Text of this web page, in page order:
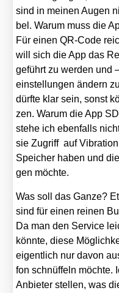
sind in mei­nen Augen
bel. War­um muss die
Für einen QR-Code
will sich die App das
ge­führt zu wer­den und
ein­stel­lun­gen ändern
dürf­te klar sein, sonst
zen. War­um die App
ste­he ich eben­falls
sie Zugriff auf
Spei­cher haben und
gen möch­te.
Was soll das Gan­ze?
sind für einen rei­nen
Da man den Ser­vice
könn­te, die­se
eigent­lich nur davon
fon schnüf­feln möch­te.
Anbie­ter stel­len, was